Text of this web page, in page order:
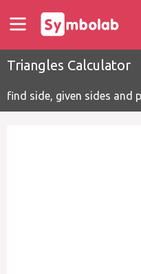
Triangles Calculator
find side, given sides and